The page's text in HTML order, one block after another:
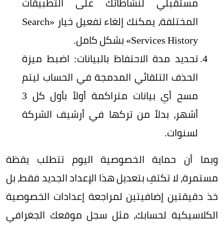
المختلفة، يمكنك إلغاء تفعيل خيار «Search
Services History» بشكل كامل.
تحديد مدة الاحتفاظ بالبيانات: اضبط ميزة
الحذف التلقائي المدمجة في الحساب ليتم
مسح أي بيانات متراكمة أولاً بأول كل 3
أشهر، بدلاً من تركها في أرشيف الشركة
لسنوات.
وبما أن حماية الخصوصية اليوم تتطلب يقظة
مستمرة، لا تكتفِ بتعديل هذا الإعداد الجديد فقط، بل
خذ دقيقتين إضافيتين لمراجعة إعدادات الخصوصية
الكلاسيكية لحسابك، مثل سجل موقعك الجغرافي